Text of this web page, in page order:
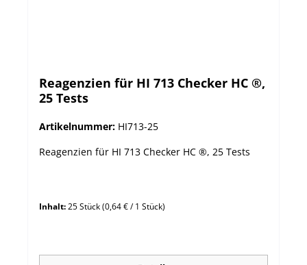
Reagenzien für HI 713 Checker HC ®,
25 Tests
Artikelnummer: HI713-25
Reagenzien für HI 713 Checker HC ®, 25 Tests
Inhalt:25 Stück(0,64 € / 1 Stück)